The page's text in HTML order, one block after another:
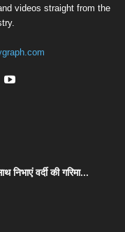
videos straight from the
वर्दी की गरिमा...